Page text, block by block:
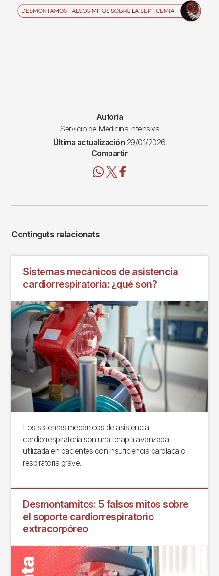
Imagen
Autoría
Servicio de Medicina Intensiva
Última actualización 29/01/2026
Compartir
Continguts relacionats
Sistemas mecánicos de asistencia
cardiorrespiratoria: ¿qué son?
Los sistemas mecánicos de asistencia
cardiorrespiratoria son una terapia avanzada
utilizada en pacientes con insuficiencia cardíaca o
respiratoria grave.
Desmontamitos: 5 falsos mitos sobre
el soporte cardiorrespiratorio
extracorpóreo